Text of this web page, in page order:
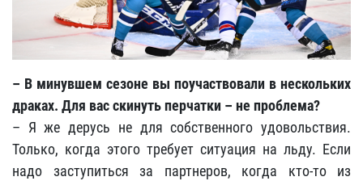
– В минувшем сезоне вы поучаствовали в нескольких
драках. Для вас скинуть перчатки – не проблема?
– Я же дерусь не для собственного удовольствия.
Только, когда этого требует ситуация на льду. Если
надо заступиться за партнеров, когда кто-то из